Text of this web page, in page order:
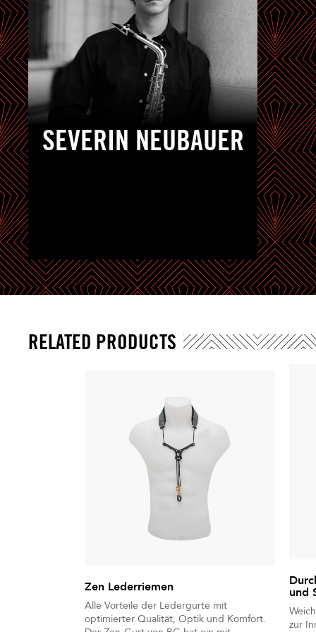
SEVERIN NEUBAUER
RELATED PRODUCTS
Zen Lederriemen
Alle Vorteile der Ledergurte mit
optimierter Qualität, Optik und Komfort.
und
zur